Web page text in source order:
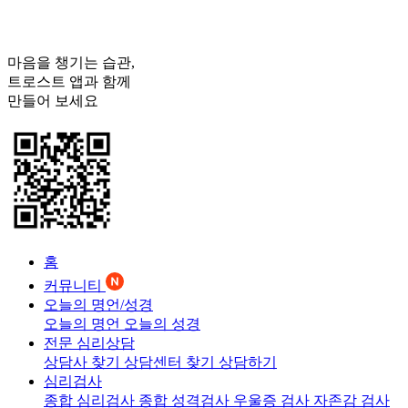
마음을 챙기는 습관,
트로스트 앱과 함께
만들어 보세요
홈
커뮤니티
오늘의 명언/성경
오늘의 명언 오늘의 성경
전문 심리상담
상담사 찾기 상담센터 찾기 상담하기
심리검사
종합 심리검사 종합 성격검사 우울증 검사 자존감 검사